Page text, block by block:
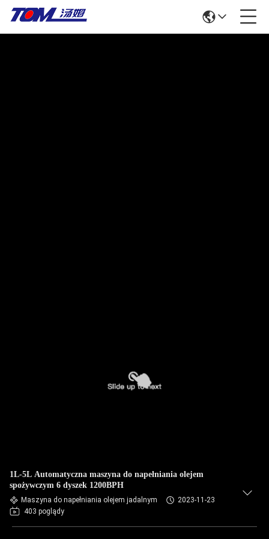
1L-5L Automatyczna maszyna do napełniania olejem
spożywczym 6 dyszek 1200BPH
Maszyna do napełniania olejem jadalnym
2023-11-23
403 poglądy